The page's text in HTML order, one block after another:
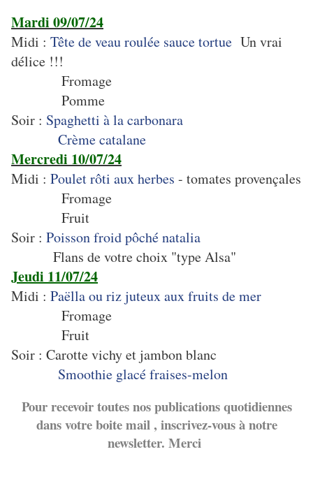
Mardi 09/07/24
Midi : Tête de veau roulée sauce tortue Un vrai
délice !!!
Fromage
Pomme
Soir : Spaghetti à la carbonara
Crème catalane
Mercredi 10/07/24
Midi : Poulet rôti aux herbes - tomates provençales
Fromage
Fruit
Soir : Poisson froid pôché natalia
Flans de votre choix "type Alsa"
Jeudi 11/07/24
Midi : Paëlla ou riz juteux aux fruits de mer
Fromage
Fruit
Soir : Carotte vichy et jambon blanc
Smoothie glacé fraises-melon
Pour recevoir toutes nos publications quotidiennes
dans votre boite mail , inscrivez-vous à notre
newsletter. Merci